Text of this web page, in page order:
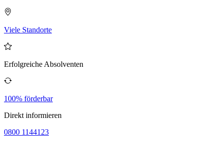
Viele Standorte
Erfolgreiche Absolventen
100% förderbar
Direkt informieren
0800 1144123